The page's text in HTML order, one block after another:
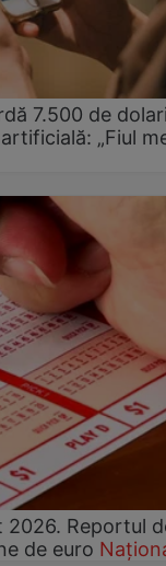
7.500 de
„Fiul
2026. Reportul
de euro